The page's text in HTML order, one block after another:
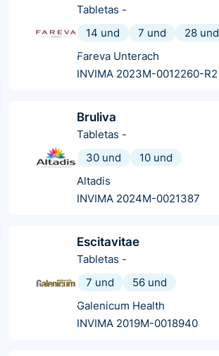
Tabletas -
14 und
7 und 28 und
Fareva Unterach
INVIMA 2023M-0012260-R2
Bruliva
Tabletas -
30 und
10 und
Altadis
INVIMA 2024M-0021387
Escitavitae
Tabletas -
7 und
56 und
Galenicum Health
INVIMA 2019M-0018940